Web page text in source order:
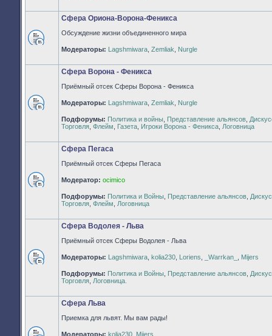
Нет
непрочитанных
Сфера Ориона-Ворона-Феникса
Обсуждение жизни объединенного мира
Модераторы: Lagshmiwara Zemliak Nurgle
непрочитанных
сообщений
Сфера Ворона - Феникса
Приёмный отсек Сферы Ворона - Феникса
Модераторы: Lagshmiwara Zemliak Nurgle
Подфорумы: Политика и войны Представление альянсов
Торговля Флейм Газета Игроки Ворона - Феникса Логовница
непрочитанных
сообщений
Сфера Пегаса
Приёмный отсек Сферы Пегаса
Модератор: ocimico
Подфорумы: Политика и Войны Представление альянсов
Торговля Флейм Логовница
непрочитанных
сообщений
Сфера Водолея - Льва
Приёмный отсек Сферы Водолея - Льва
Модераторы: Lagshmiwara kolia230 Loriens _Warrkan_ Mijers
Подфорумы: Политика и Войны Представление альянсов
Торговля Логовница.
Сфера Льва
Приемка для львят. Мы вам рады!
Модераторы: kolia230 Mijers